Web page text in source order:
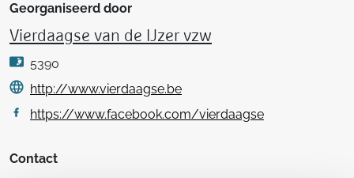
Georganiseerd door
Vierdaagse van de IJzer vzw
5390
http://www.vierdaagse.be
https://www.facebook.com/vierdaagse
Contact